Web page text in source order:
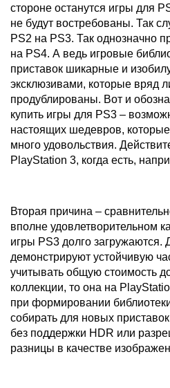
стороне останутся игры для
не будут востребованы. Так
PS2 на PS3. Так однозначно
на PS4. А ведь игровые
приставок шикарные и
эксклюзивами, которые вряд
продублированы. Вот и
купить игры для PS3 –
настоящих шедевров,
много удовольствия.
PlayStation 3, когда есть,
Вторая причина –
вполне удовлетворительном
игры PS3 долго загружаются.
демонстрируют устойчивую
учитывать общую стоимость
коллекции, то она на
при формировании
собирать для новых
без поддержки HDR или
разницы в качестве